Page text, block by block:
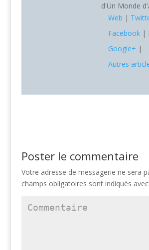
d'Un Monde
Web |
Facebook|
Google+ |
Autres
Poster le commentaire
Votre adresse de messagerie ne sera
champs obligatoires sont indiqués avec